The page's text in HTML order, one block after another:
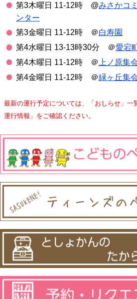
第3木曜日 11-12時 @みさかコ
ンター
第3金曜日 11-12時 ＠白寿園
第4水曜日 13-13時30分 ＠愛宕
第4木曜日 11-12時 ＠ 上ノ原集
第4金曜日 11-12時 ＠緑ヶ丘集
最新の運行予定については、「おしらせ」一
運行情報」をご確認ください。